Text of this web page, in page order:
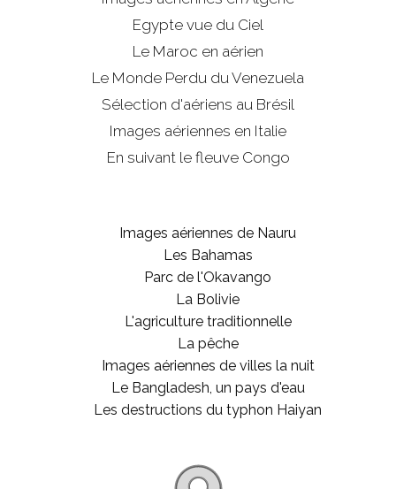
Egypte vue du Ciel
Le Maroc en aérien
Le Monde Perdu du Venezuela
Sélection d'aériens au Brésil
Images aériennes en Italie
En suivant le fleuve Congo
Images aériennes de Nauru
Les Bahamas
Parc de l'Okavango
La Bolivie
L'agriculture traditionnelle
La pêche
Images aériennes de villes la nuit
Le Bangladesh, un pays d'eau
Les destructions du typhon Haiyan